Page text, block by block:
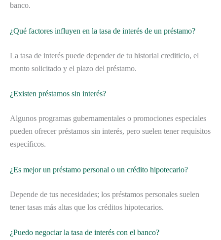
banco.
¿Qué factores influyen en la tasa de interés de un préstamo?
La tasa de interés puede depender de tu historial crediticio, el
monto solicitado y el plazo del préstamo.
¿Existen préstamos sin interés?
Algunos programas gubernamentales o promociones especiales
pueden ofrecer préstamos sin interés, pero suelen tener requisitos
específicos.
¿Es mejor un préstamo personal o un crédito hipotecario?
Depende de tus necesidades; los préstamos personales suelen
tener tasas más altas que los créditos hipotecarios.
¿Puedo negociar la tasa de interés con el banco?